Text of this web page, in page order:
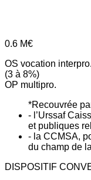
0.6 M€
OS vocation interpro.
(3 à 8%)
OP multipro.
*Recouvrée
- l’Urssaf
et publiques
- la CCMSA,
du champ de
DISPOSITIF